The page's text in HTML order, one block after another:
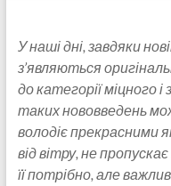
У наші дні, завдяки
з’являються
до категорії міцного
таких нововведень
володіє прекрасними
від вітру, не
її потрібно, але